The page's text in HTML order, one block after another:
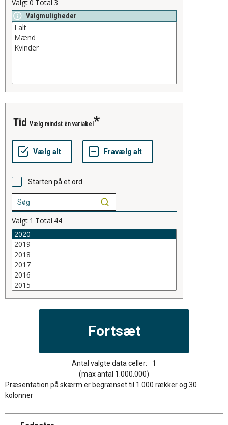
Valgt0 Total 3
Valgmuligheder
tid Vælg mindst én variabel
Starten på et ord
Valgt 1 Total 44
Antal valgte data celler:
1
(max antal 1.000.000)
Præsentation på skærm er begrænset til 1.000 rækker og 30
kolonner